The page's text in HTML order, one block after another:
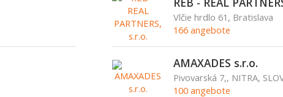
Vlčie hrdlo 61, Bratislava
166 angebote
AMAXADES s.r.o.
Pivovarská 7,, NITRA,
100 angebote